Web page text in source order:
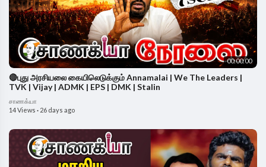
00:00:00
🔴புது அரசியலை கையிலெடுக்கும் Annamalai | We The Leaders |
TVK | Vijay | ADMK | EPS | DMK | Stalin
சாணக்யா
14 Views · 26 days ago